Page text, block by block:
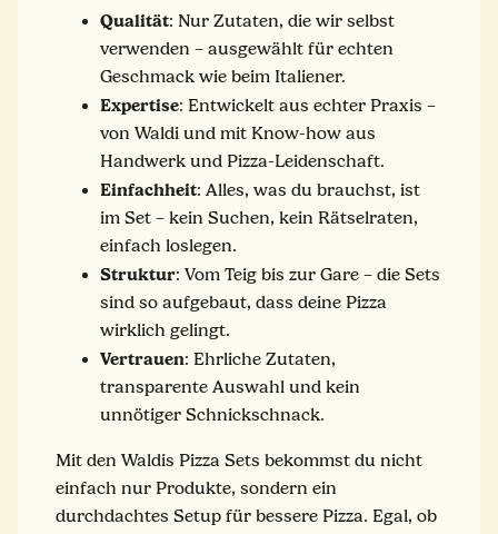
Qualität: Nur Zutaten, die wir selbst
verwenden – ausgewählt für echten
Geschmack wie beim Italiener.
Expertise: Entwickelt aus echter Praxis –
von Waldi und mit Know-how aus
Handwerk und Pizza-Leidenschaft.
Einfachheit: Alles, was du brauchst, ist
im Set – kein Suchen, kein Rätselraten,
einfach loslegen.
Struktur: Vom Teig bis zur Gare – die Sets
sind so aufgebaut, dass deine Pizza
wirklich gelingt.
Vertrauen: Ehrliche Zutaten,
transparente Auswahl und kein
unnötiger Schnickschnack.
Mit den Waldis Pizza Sets bekommst du nicht
einfach nur Produkte, sondern ein
durchdachtes Setup für bessere Pizza. Egal, ob